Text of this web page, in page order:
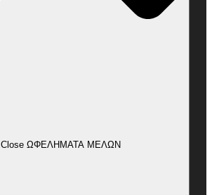
Close ΩΦΕΛΗΜΑΤΑ ΜΕΛΩΝ